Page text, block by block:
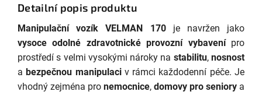
Detailní popis produktu
Manipulační vozík VELMAN 170je navržen jako
vysoce odolné zdravotnické provozní vybavenípro
prostředí s velmi vysokými nároky na stabilitu,nosnost
a bezpečnou manipulaciv rámci každodenní péče. Je
vhodný zejména pro nemocnice, domovy pro seniory a